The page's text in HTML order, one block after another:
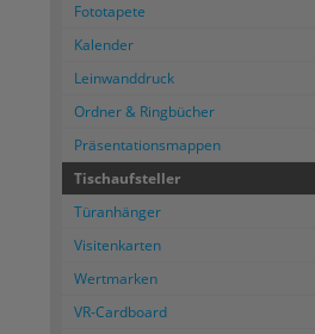
Fototapete
Kalender
Leinwanddruck
Ordner & Ringbücher
Präsentationsmappen
Tischaufsteller
Türanhänger
Visitenkarten
Wertmarken
VR-Cardboard